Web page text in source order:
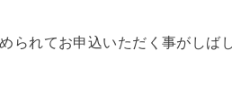
られてお申込いただく事がしば